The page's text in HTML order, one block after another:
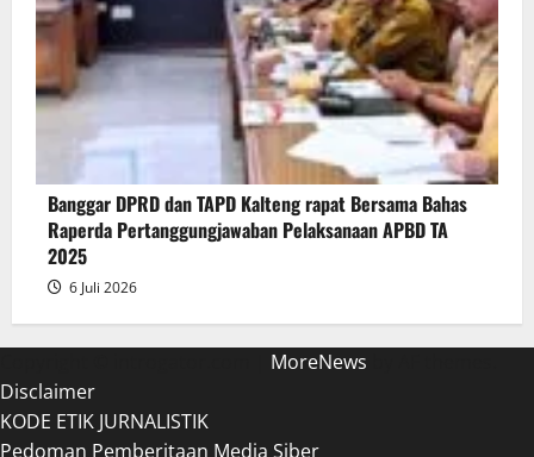
Banggar DPRD dan TAPD Kalteng rapat Bersama Bahas
Raperda Pertanggungjawaban Pelaksanaan APBD TA
2025
6 Juli 2026
MoreNews
Disclaimer
KODE ETIK JURNALISTIK
Pedoman Pemberitaan Media Siber